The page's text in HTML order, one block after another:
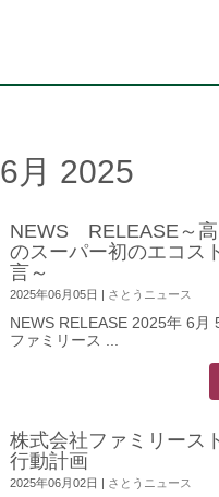
6月 2025
NEWS RELEASE～高
のスーパー初のエコス
言～
2025年06月05日 | さとうニュース
NEWS RELEASE 2025年 6月
ファミリース ...
株式会社ファミリース
行動計画
2025年06月02日 | さとうニュース